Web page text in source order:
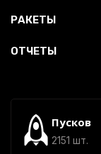
РАКЕТЫ
ОТЧЕТЫ
Пусков
2151 шт.